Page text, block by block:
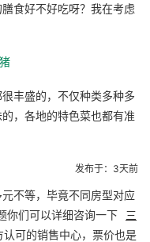
食好不好吃呀？我在考虑
丰盛的，不仅种类多种多
，各地的特色菜也都有准
发布于：3天前
不等，毕竟不同房型对应
你们可以详细咨询一下
三
认可的销售中心，票价也是